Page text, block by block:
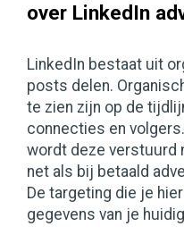
over LinkedIn
LinkedIn bestaat uit
posts delen.
te zien zijn op de
connecties en
wordt deze verstuurd
net als bij betaald
De targeting die je
gegevens van je